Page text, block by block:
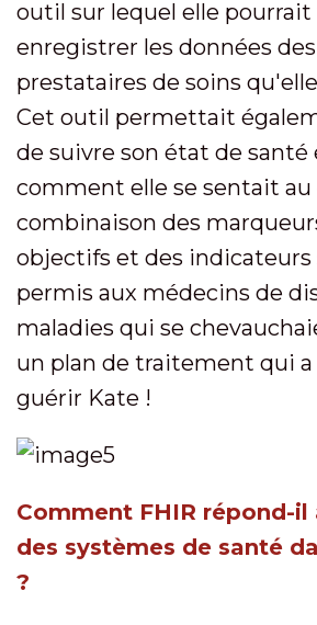
outil sur lequel elle
enregistrer les données
prestataires de soins
Cet outil permettait
de suivre son état de
comment elle se sentait
combinaison des
objectifs et des indicateurs
permis aux médecins de
maladies qui se
un plan de traitement qui
guérir Kate !
Comment FHIR répond-il
des systèmes de santé
?